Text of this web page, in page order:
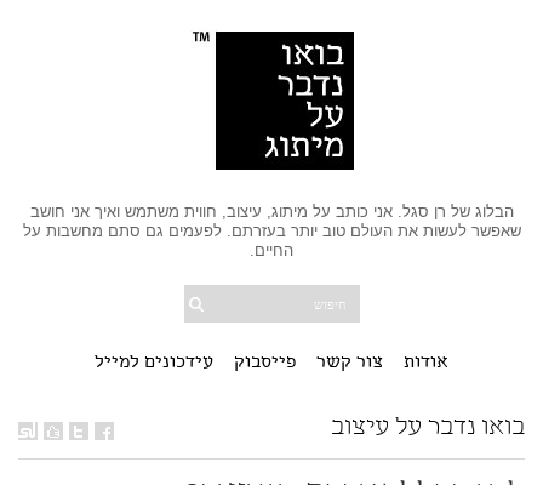
הבלוג של רן סגל. אני כותב על מיתוג, עיצוב, חווית משתמש ואיך אני חושב
שאפשר לעשות את העולם טוב יותר בעזרתם. לפעמים גם סתם מחשבות על
החיים.
אודות צור קשר פייסבוק עידכונים למייל
בואו נדבר על עיצוב